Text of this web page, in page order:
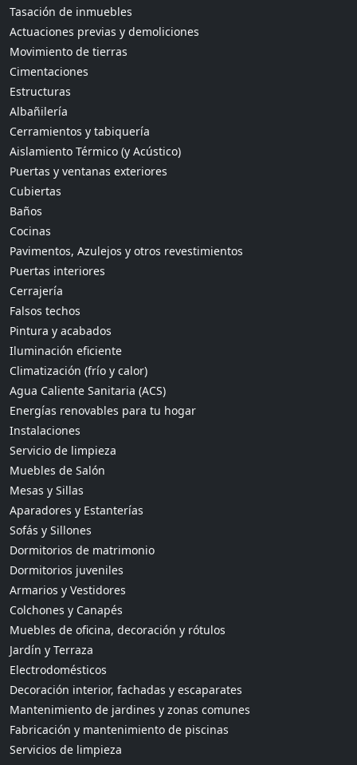
Tasación de inmuebles
Actuaciones previas y demoliciones
Movimiento de tierras
Cimentaciones
Estructuras
Albañilería
Cerramientos y tabiquería
Aislamiento Térmico (y Acústico)
Puertas y ventanas exteriores
Cubiertas
Baños
Cocinas
Pavimentos, Azulejos y otros revestimientos
Puertas interiores
Cerrajería
Falsos techos
Pintura y acabados
Iluminación eficiente
Climatización (frío y calor)
Agua Caliente Sanitaria (ACS)
Energías renovables para tu hogar
Instalaciones
Servicio de limpieza
Muebles de Salón
Mesas y Sillas
Aparadores y Estanterías
Sofás y Sillones
Dormitorios de matrimonio
Dormitorios juveniles
Armarios y Vestidores
Colchones y Canapés
Muebles de oficina, decoración y rótulos
Jardín y Terraza
Electrodomésticos
Decoración interior, fachadas y escaparates
Mantenimiento de jardines y zonas comunes
Fabricación y mantenimiento de piscinas
Servicios de limpieza